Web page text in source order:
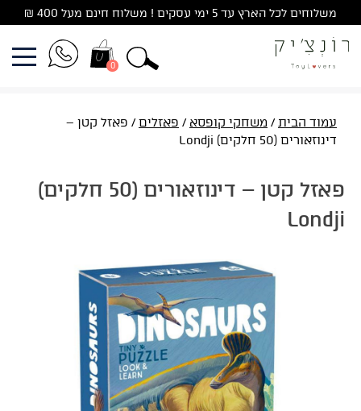
to
content
משלוחים לכל הארץ עד 5 ימי עסקים ! משלוח חינם מעל 400 ₪
0
עמוד הבית/ משחקי קופסא / פאזלים/ פאזל קטן –
דינוזאורים (50 חלקים) Londji
פאזל קטן – דינוזאורים (50 חלקים)
Londji